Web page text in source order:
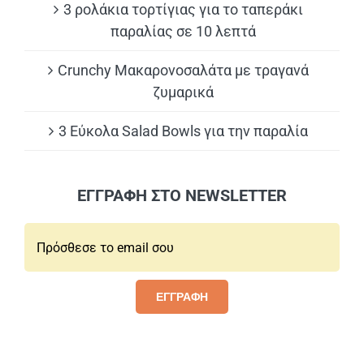
3 ρολάκια τορτίγιας για το ταπεράκι
παραλίας σε 10 λεπτά
Crunchy Μακαρονοσαλάτα με τραγανά
ζυμαρικά
3 Εύκολα Salad Bowls για την παραλία
ΕΓΓΡΑΦΗ ΣΤΟ NEWSLETTER
ΕΓΓΡΑΦΗ